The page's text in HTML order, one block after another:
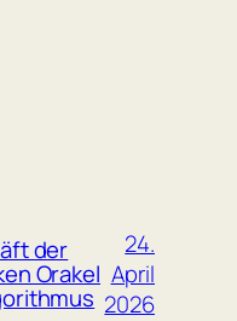
der
Orakel
24.
April
2026